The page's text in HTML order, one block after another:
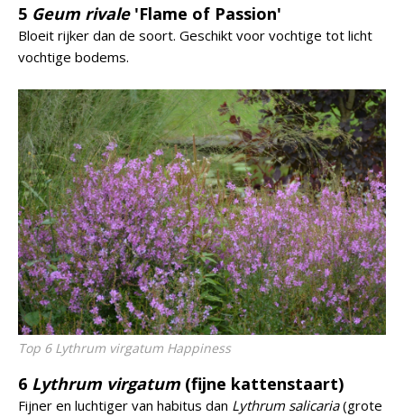
5 Geum rivale'Flame of Passion'
Bloeit rijker dan de soort. Geschikt voor vochtige tot licht
vochtige bodems.
Top 6 Lythrum virgatum Happiness
6 Lythrum virgatum(fijne kattenstaart)
Fijner en luchtiger van habitus dan Lythrum salicaria(grote